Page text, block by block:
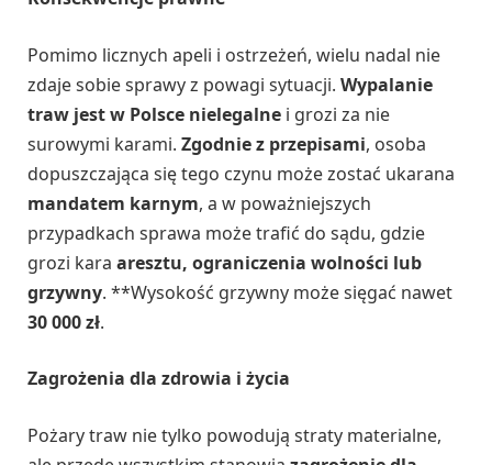
Pomimo licznych apeli i ostrzeżeń, wielu nadal nie
zdaje sobie sprawy z powagi sytuacji. Wypalanie
traw jest w Polsce nielegalne i grozi za nie
surowymi karami. Zgodnie z przepisami, osoba
dopuszczająca się tego czynu może zostać ukarana
mandatem karnym, a w poważniejszych
przypadkach sprawa może trafić do sądu, gdzie
grozi kara aresztu, ograniczenia wolności lub
grzywny. **Wysokość grzywny może sięgać nawet
30 000 zł.
Zagrożenia dla zdrowia i życia
Pożary traw nie tylko powodują straty materialne,